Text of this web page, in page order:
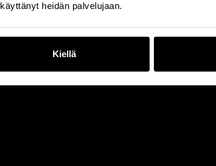
heidän palvelujaan.
Kiellä